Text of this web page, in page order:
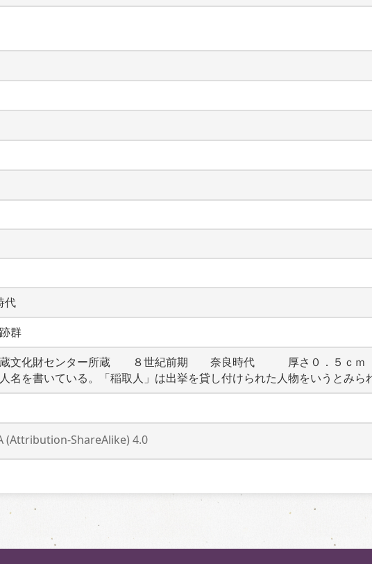
代
群
文化財センター所蔵　　８世紀前期　　奈良時代　　　厚さ０．５ｃｍ
名を書いている。「稲取人」は出挙を貸し付けられた人物をいうとみら
(Attribution-ShareAlike) 4.0